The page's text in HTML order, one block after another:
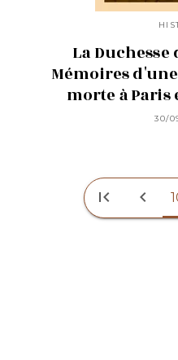
La
Mémoires
morte à Paris
30/
first_page chevron_left